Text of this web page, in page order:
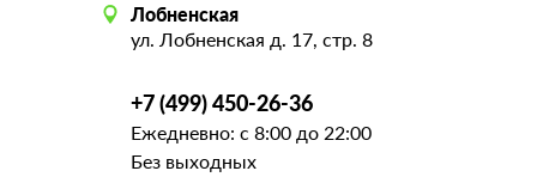
Лобненская
ул. Лобненская д. 17, стр. 8
+7 (499) 450-26-36
Ежедневно: с 8:00 до 22:00
Без выходных